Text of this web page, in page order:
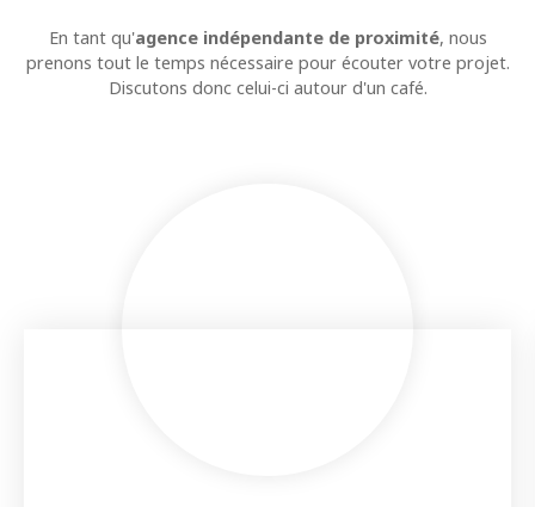
En tant qu'agence indépendante de proximité, nous
prenons tout le temps nécessaire pour écouter votre projet.
Discutons donc celui-ci autour d'un café.